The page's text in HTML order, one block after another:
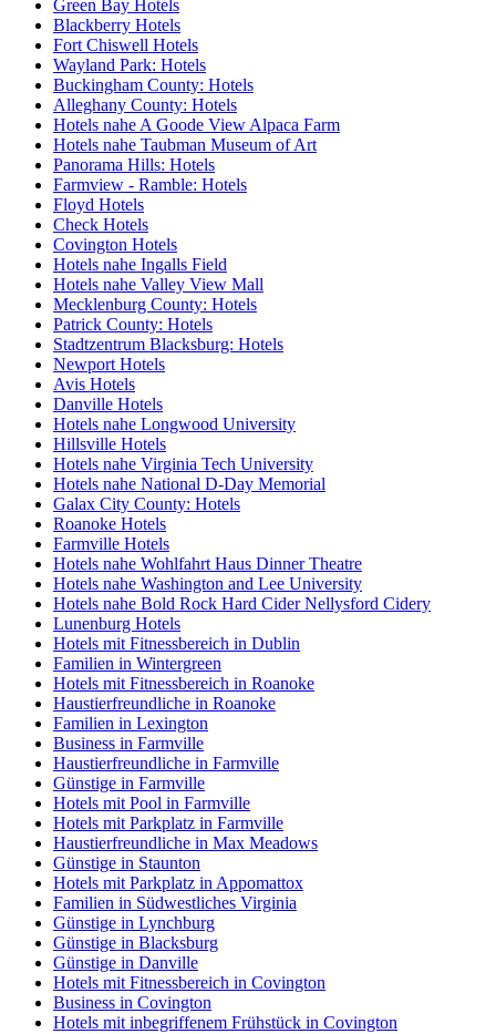
Green Bay Hotels
Blackberry Hotels
Fort Chiswell Hotels
Wayland Park: Hotels
Buckingham County: Hotels
Alleghany County: Hotels
Hotels nahe A Goode View Alpaca Farm
Hotels nahe Taubman Museum of Art
Panorama Hills: Hotels
Farmview - Ramble: Hotels
Floyd Hotels
Check Hotels
Covington Hotels
Hotels nahe Ingalls Field
Hotels nahe Valley View Mall
Mecklenburg County: Hotels
Patrick County: Hotels
Stadtzentrum Blacksburg: Hotels
Newport Hotels
Avis Hotels
Danville Hotels
Hotels nahe Longwood University
Hillsville Hotels
Hotels nahe Virginia Tech University
Hotels nahe National D-Day Memorial
Galax City County: Hotels
Roanoke Hotels
Farmville Hotels
Hotels nahe Wohlfahrt Haus Dinner Theatre
Hotels nahe Washington and Lee University
Hotels nahe Bold Rock Hard Cider Nellysford Cidery
Lunenburg Hotels
Hotels mit Fitnessbereich in Dublin
Familien in Wintergreen
Hotels mit Fitnessbereich in Roanoke
Haustierfreundliche in Roanoke
Familien in Lexington
Business in Farmville
Haustierfreundliche in Farmville
Günstige in Farmville
Hotels mit Pool in Farmville
Hotels mit Parkplatz in Farmville
Haustierfreundliche in Max Meadows
Günstige in Staunton
Hotels mit Parkplatz in Appomattox
Familien in Südwestliches Virginia
Günstige in Lynchburg
Günstige in Blacksburg
Günstige in Danville
Hotels mit Fitnessbereich in Covington
Business in Covington
Hotels mit inbegriffenem Frühstück in Covington